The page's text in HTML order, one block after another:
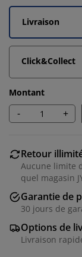
Livraison
Click&Collect
Montant
- +
Retour
Aucune limite
quel magasin
Garantie de
30 jours de
Options de
Livraison